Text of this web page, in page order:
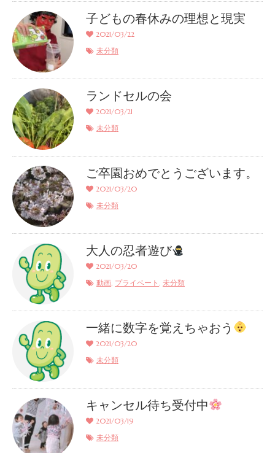
子どもの春休みの理想と現実
2021/03/22
未分類
ランドセルの会
2021/03/21
未分類
ご卒園おめでとうございます。
2021/03/20
未分類
大人の忍者遊び
2021/03/20
動画, プライベート , 未分類
一緒に数字を覚えちゃおう
2021/03/20
未分類
キャンセル待ち受付中
2021/03/19
未分類